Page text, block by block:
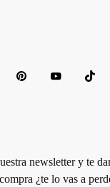
newsletter y te
¿te lo vas a